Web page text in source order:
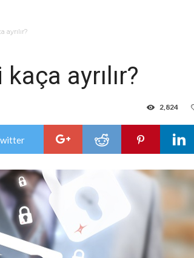
ayrılır?
ayrılır?
2,824